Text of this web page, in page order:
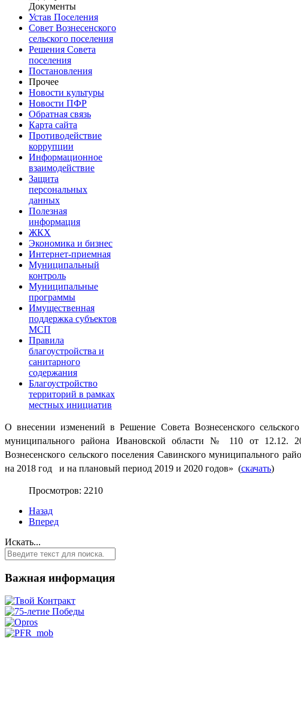
Документы
Устав Поселения
Совет Вознесенского
сельского поселения
Решения Совета
поселения
Постановления
Прочее
Новости культуры
Новости ПФР
Обратная связь
Карта сайта
Противодействие
коррупции
Информационное
взаимодействие
Защита
персональных
данных
Полезная
информация
ЖКХ
Экономика и бизнес
Интернет-приемная
Муниципальный
контроль
Муниципальные
программы
Имущественная
поддержка субъектов
МСП
Правила
благоустройства и
санитарного
содержания
Благоустройство
территорий в рамках
местных инициатив
О внесении изменений в Решение Совета Вознесенского
муниципального района Ивановской области № 110 от 12.12.
Вознесенского сельского поселения Савинского муниципального
на 2018 год   и на плановый период 2019 и 2020 годов» (скачать)
Просмотров: 2210
Назад
Вперед
Искать...
Важная информация